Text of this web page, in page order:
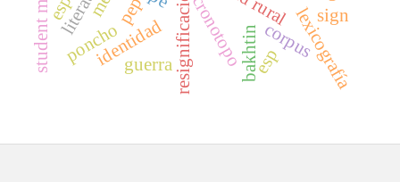
identidad resignificacióncronotopobakhtin
guerra lexicografía
corpus
poncho esp
sign